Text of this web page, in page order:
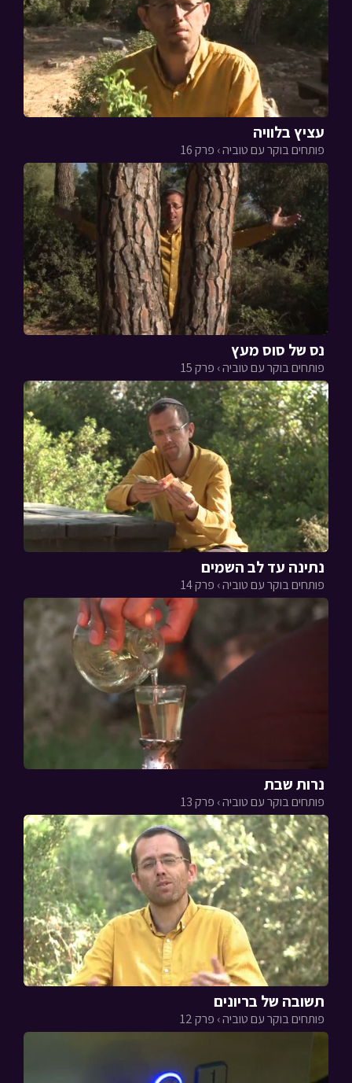
עציץ בלוויה
פותחים בוקר עם טוביה › פרק 16
נס של סוס מעץ
פותחים בוקר עם טוביה › פרק 15
נתינה עד לב השמים
פותחים בוקר עם טוביה › פרק 14
נרות שבת
פותחים בוקר עם טוביה › פרק 13
תשובה של בריונים
פותחים בוקר עם טוביה › פרק 12